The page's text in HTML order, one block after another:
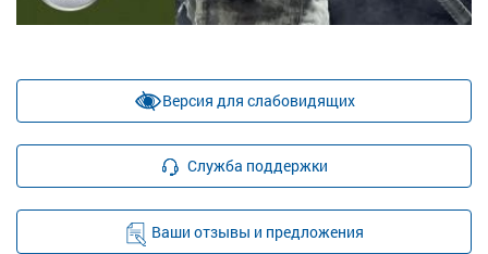
Версия для слабовидящих
Служба поддержки
Ваши отзывы и предложения